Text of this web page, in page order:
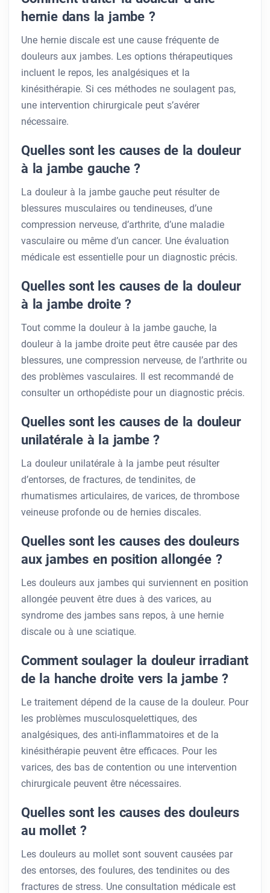
hernie dans la jambe ?
Une hernie discale est une cause fréquente de
douleurs aux jambes. Les options thérapeutiques
incluent le repos, les analgésiques et la
kinésithérapie. Si ces méthodes ne soulagent pas,
une intervention chirurgicale peut s’avérer
nécessaire.
Quelles sont les causes de la douleur
à la jambe gauche ?
La douleur à la jambe gauche peut résulter de
blessures musculaires ou tendineuses, d’une
compression nerveuse, d’arthrite, d’une maladie
vasculaire ou même d’un cancer. Une évaluation
médicale est essentielle pour un diagnostic précis.
Quelles sont les causes de la douleur
à la jambe droite ?
Tout comme la douleur à la jambe gauche, la
douleur à la jambe droite peut être causée par des
blessures, une compression nerveuse, de l’arthrite ou
des problèmes vasculaires. Il est recommandé de
consulter un orthopédiste pour un diagnostic précis.
Quelles sont les causes de la douleur
unilatérale à la jambe ?
La douleur unilatérale à la jambe peut résulter
d’entorses, de fractures, de tendinites, de
rhumatismes articulaires, de varices, de thrombose
veineuse profonde ou de hernies discales.
Quelles sont les causes des douleurs
aux jambes en position allongée ?
Les douleurs aux jambes qui surviennent en position
allongée peuvent être dues à des varices, au
syndrome des jambes sans repos, à une hernie
discale ou à une sciatique.
Comment soulager la douleur irradiant
de la hanche droite vers la jambe ?
Le traitement dépend de la cause de la douleur. Pour
les problèmes musculosquelettiques, des
analgésiques, des anti-inflammatoires et de la
kinésithérapie peuvent être efficaces. Pour les
varices, des bas de contention ou une intervention
chirurgicale peuvent être nécessaires.
Quelles sont les causes des douleurs
au mollet ?
Les douleurs au mollet sont souvent causées par
des entorses, des foulures, des tendinites ou des
fractures de stress. Une consultation médicale est